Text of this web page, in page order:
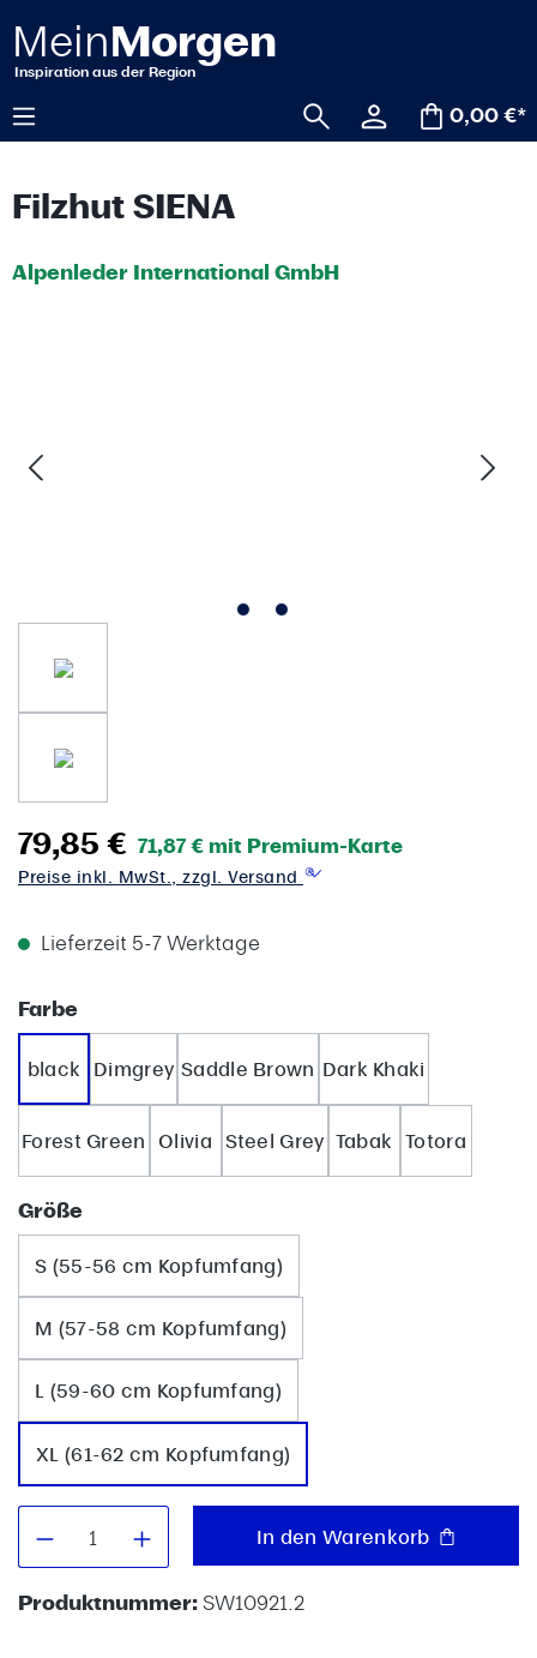
springen
0,00 €*
Filzhut SIENA
Alpenleder International GmbH
79,85 € 71,87 € mit Premium-Karte
Preise inkl. MwSt., zzgl. Versand
Lieferzeit 5-7 Werktage
Farbeauswählen
black Dimgrey Saddle Brown Dark Khaki
Forest Green Olivia Steel Grey Tabak Totora
Größeauswählen
S (55-56 cm Kopfumfang)
M (57-58 cm Kopfumfang)
L (59-60 cm Kopfumfang)
XL (61-62 cm Kopfumfang)
Produkt Anzahl: Gib denIn den Warenkorb
Produktnummer:SW10921.2